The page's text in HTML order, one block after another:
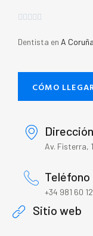
    
Dentista en A Coruña
CÓMO
Dirección
Av. Fisterra,
Teléfono
+34 981 60
Sitio web